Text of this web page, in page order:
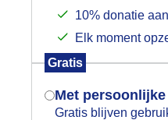
10% donatie
Elk moment
Gratis
Met
Gratis blijven
Indien je hier nog
gegeven,
je browser